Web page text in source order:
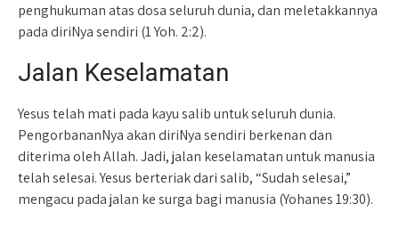
penghukuman atas dosa seluruh dunia, dan meletakkannya
pada diriNya sendiri (1 Yoh. 2:2).
Jalan Keselamatan
Yesus telah mati pada kayu salib untuk seluruh dunia.
PengorbananNya akan diriNya sendiri berkenan dan
diterima oleh Allah. Jadi, jalan keselamatan untuk manusia
telah selesai. Yesus berteriak dari salib, “Sudah selesai,”
mengacu pada jalan ke surga bagi manusia (Yohanes 19:30).